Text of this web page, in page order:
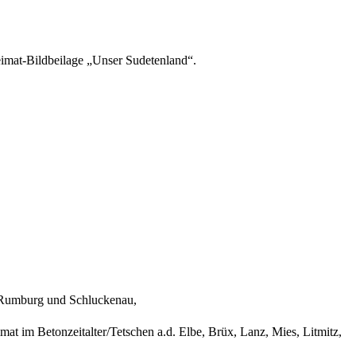
Bildbeilage „Unser Sudetenland“.
und Schluckenau,
im Betonzeitalter/Tetschen a.d. Elbe, Brüx, Lanz, Mies, Litmitz,